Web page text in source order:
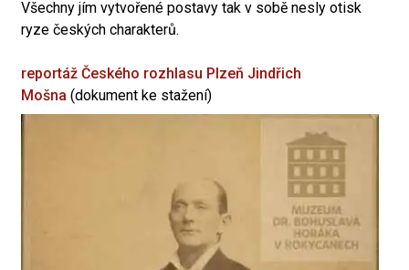
Všechny jím vytvořené postavy tak v sobě nesly otisk
ryze českých charakterů.
reportáž Českého rozhlasu Plzeň Jindřich
Mošna (dokument ke stažení)